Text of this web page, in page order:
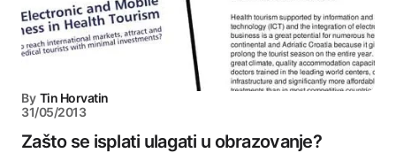
By Tin Horvatin
31/05/2013
Zašto se isplati ulagati u obrazovanje?